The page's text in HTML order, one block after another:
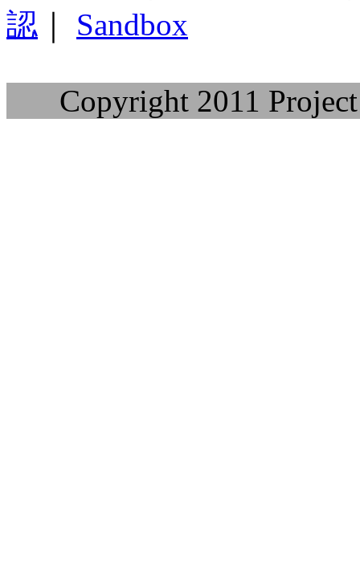
認
Sandbox
Copyright 2011